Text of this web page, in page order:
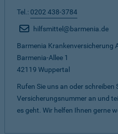
Tel.: 0202 438-3784
hilfsmittel@barmenia.de
Barmenia Krankenversicherung
Barmenia-Allee 1
42119 Wuppertal
Rufen Sie uns an oder schreiben
Versicherungsnummer an und
es geht. Wir helfen Ihnen gerne